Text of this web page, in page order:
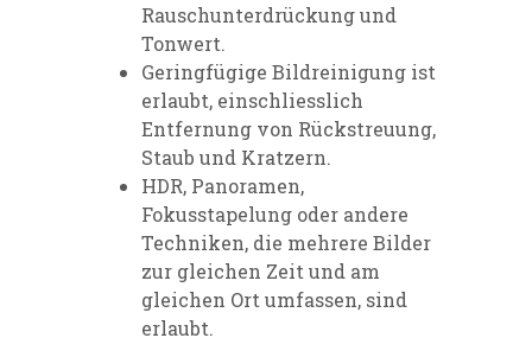
Rauschunterdrückung und
Tonwert.
Geringfügige Bildreinigung ist
erlaubt, einschliesslich
Entfernung von Rückstreuung,
Staub und Kratzern.
HDR, Panoramen,
Fokusstapelung oder andere
Techniken, die mehrere Bilder
zur gleichen Zeit und am
gleichen Ort umfassen, sind
erlaubt.